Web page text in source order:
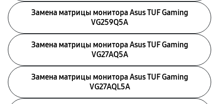
Замена матрицы монитора Asus TUF Gaming
VG259Q5A
Замена матрицы монитора Asus TUF Gaming
VG27AQ5A
Замена матрицы монитора Asus TUF Gaming
VG27AQL5A